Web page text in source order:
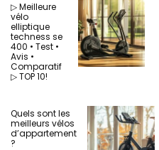
▷ Meilleure
vélo
elliptique
techness se
400 • Test •
Avis •
Comparatif
▷ TOP 10!
Quels sont les
meilleurs vélos
d’appartement
?